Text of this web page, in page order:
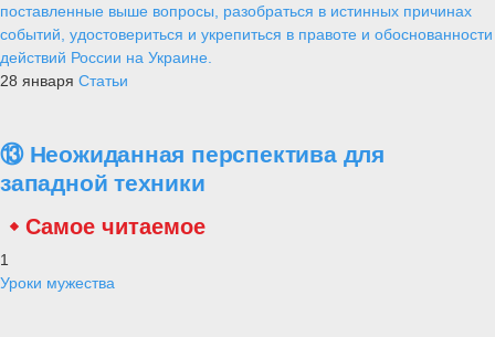
поставленные выше вопросы, разобраться в истинных причинах
событий, удостовериться и укрепиться в правоте и обоснованности
действий России на Украине.
28 января Статьи
⑬ Неожиданная перспектива для
западной техники
Самое читаемое
1
Уроки мужества